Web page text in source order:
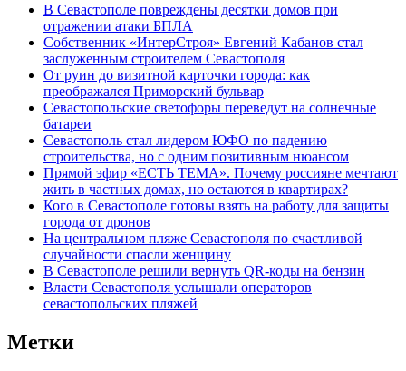
В Севастополе повреждены десятки домов при
отражении атаки БПЛА
Собственник «ИнтерСтроя» Евгений Кабанов стал
заслуженным строителем Севастополя
От руин до визитной карточки города: как
преображался Приморский бульвар
Севастопольские светофоры переведут на солнечные
батареи
Севастополь стал лидером ЮФО по падению
строительства, но с одним позитивным нюансом
Прямой эфир «ЕСТЬ ТЕМА». Почему россияне мечтают
жить в частных домах, но остаются в квартирах?
Кого в Севастополе готовы взять на работу для защиты
города от дронов
На центральном пляже Севастополя по счастливой
случайности спасли женщину
В Севастополе решили вернуть QR-коды на бензин
Власти Севастополя услышали операторов
севастопольских пляжей
Метки